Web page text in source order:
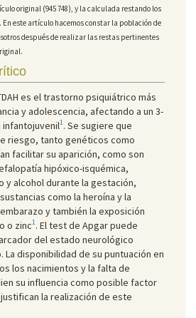
original (945 748), y la calculada restando los
En este artículo hacemos constar la población de
después de realizar las restas pertinentes
es el trastorno psiquiátrico más
y adolescencia, afectando a un 3-
infantojuvenil1. Se sugiere que
riesgo, tanto genéticos como
facilitar su aparición, como son
hipóxico-isquémica,
y alcohol durante la gestación,
como la heroína y la
y también la exposición
o zinc1. El test de Apgar puede
del estado neurológico
La disponibilidad de su puntuación en
los nacimientos y la falta de
su influencia como posible factor
la realización de este